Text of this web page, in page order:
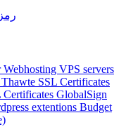
VPS servers
SSL Certificates
Certificates GlobalSign
extentions Budget